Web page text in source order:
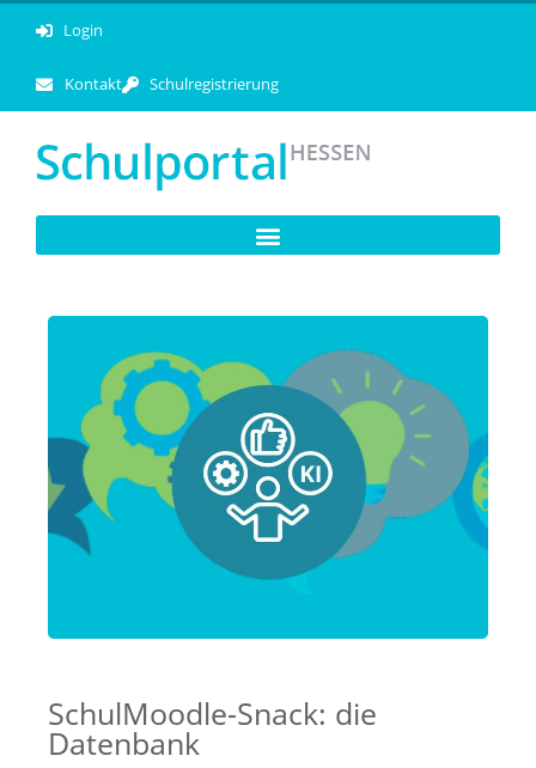
Login
Kontakt Schulregistrierung
SchulMoodle-Snack: die
Datenbank